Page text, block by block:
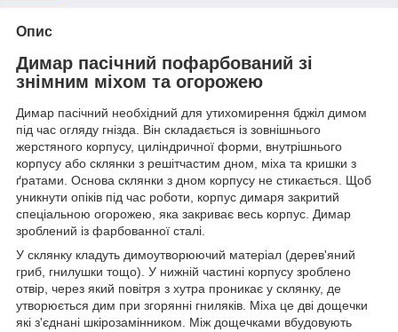
Опис
Димар пасічний пофарбований зі
знімним міхом та огорожею
Димар пасічний необхідний для утихомирення бджіл димом
під час огляду гнізда. Він складається із зовнішнього
жерстяного корпусу, циліндричної форми, внутрішнього
корпусу або склянки з решітчастим дном, міха та кришки з
ґратами. Основа склянки з дном корпусу не стикається. Щоб
уникнути опіків під час роботи, корпус димаря закритий
спеціальною огорожею, яка закриває весь корпус. Димар
зроблений із фарбованної сталі.
У склянку кладуть димоутворюючий матеріал (дерев'яний
гриб, гнилушки тощо). У нижній частині корпусу зроблено
отвір, через який повітря з хутра проникає у склянку, де
утворюється дим при згорянні гниляків. Міха це дві дощечки
які з'єднані шкірозамінником. Між дощечками вбудовують